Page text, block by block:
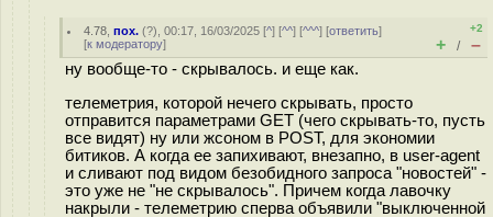
4.78 ,пох. (?), 00:17, 16/03/2025 [^] [^^] [^^^] [ответить]
[к модератору]
+2
+ / –
ну вообще-то - скрывалось. и еще как.
телеметрия, которой нечего скрывать, просто
отправится параметрами GET (чего скрывать-то, пусть
все видят) ну или жсоном в POST, для экономии
битиков. А когда ее запихивают, внезапно, в user-agent
и сливают под видом безобидного запроса "новостей" -
это уже не "не скрывалось". Причем когда лавочку
накрыли - телеметрию сперва объявили "выключенной